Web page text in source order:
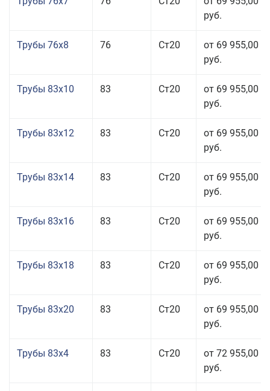
руб.
Трубы 76x8 76 Ст20
от 69 955,00
руб.
Трубы 83x10 83 Ст20
от 69 955,00
руб.
Трубы 83x12 83 Ст20
от 69 955,00
руб.
Трубы 83x14 83 Ст20
от 69 955,00
руб.
Трубы 83x16 83 Ст20
от 69 955,00
руб.
Трубы 83x18 83 Ст20
от 69 955,00
руб.
Трубы 83x20 83 Ст20
от 69 955,00
руб.
Трубы 83x4 83 Ст20
от 72 955,00
руб.